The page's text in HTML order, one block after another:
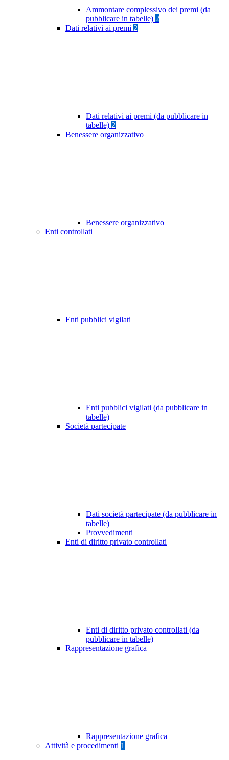
Ammontare complessivo dei premi (da
pubblicare in tabelle) 2
Dati relativi ai premi 2
Dati relativi ai premi (da pubblicare in
tabelle) 2
Benessere organizzativo
Benessere organizzativo
Enti controllati
Enti pubblici vigilati
Enti pubblici vigilati (da pubblicare in
tabelle)
Società partecipate
Dati società partecipate (da pubblicare in
tabelle)
Provvedimenti
Enti di diritto privato controllati
Enti di diritto privato controllati (da
pubblicare in tabelle)
Rappresentazione grafica
Rappresentazione grafica
Attività e procedimenti 1